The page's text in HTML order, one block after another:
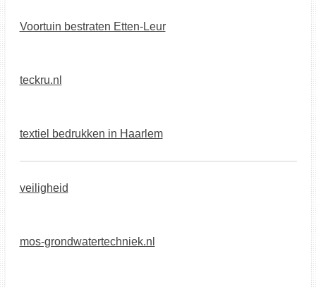
Voortuin bestraten Etten-Leur
teckru.nl
textiel bedrukken in Haarlem
veiligheid
mos-grondwatertechniek.nl